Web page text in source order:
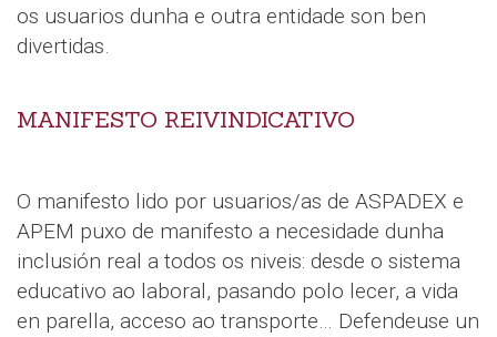
os usuarios dunha e outra entidade son ben
divertidas.
MANIFESTO REIVINDICATIVO
O manifesto lido por usuarios/as de ASPADEX e
APEM puxo de manifesto a necesidade dunha
inclusión real a todos os niveis: desde o sistema
educativo ao laboral, pasando polo lecer, a vida
en parella, acceso ao transporte… Defendeuse un